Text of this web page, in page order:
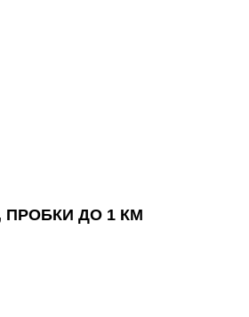
ПРОБКИ ДО 1 КМ